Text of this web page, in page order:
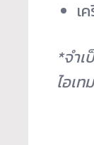
เ
*จำ
ไอเ